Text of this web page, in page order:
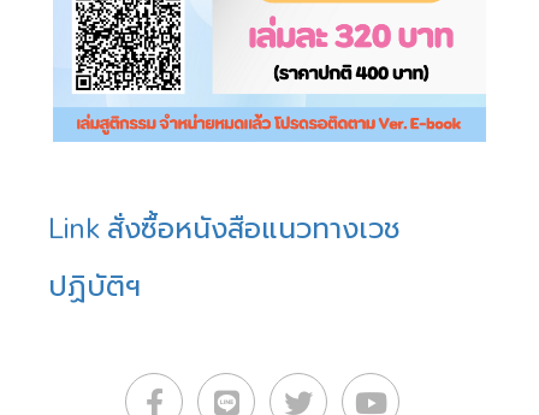
Link สั่งซื้อหนังสือแนวทางเวช
ปฏิบัติฯ